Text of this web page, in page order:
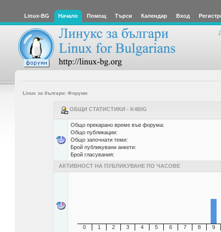
Linux-BG Начало Помощ Търси Календар Вход
Linux за българи: Форуми
ОБЩИ СТАТИСТИКИ - K4BIG
Общо прекарано време във форума:
Общо публикации:
Общо започнати теми:
Брой публикувани анкети:
Брой гласувания:
АКТИВНОСТ НА ПУБЛИКУВАНЕ ПО ЧАСОВЕ
0 1 2 3 4 5 6 7 8 9